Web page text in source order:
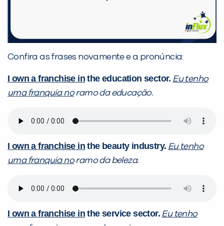
Confira as frases novamente e a pronúncia:
I own a franchise in the education sector. Eu tenho
uma franquia noramo da educação.
I own a franchise in the beauty industry. Eu tenho
uma franquia noramo da beleza.
I own a franchise in the service sector. Eu tenho